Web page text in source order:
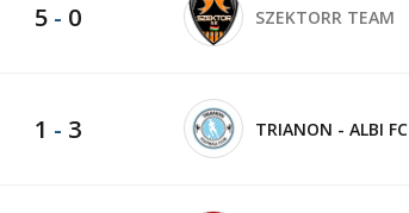
5 - 0 SZEKTORR TEAM
1 - 3 TRIANON - ALBI FC